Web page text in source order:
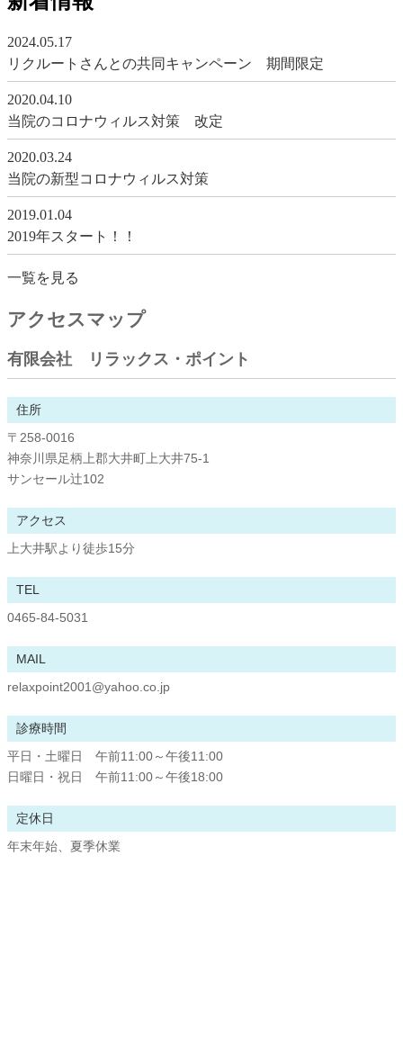
2024.05.17
リクルートさんとの共同キャンペーン 期間限定
2020.04.10
当院のコロナウィルス対策 改定
2020.03.24
当院の新型コロナウィルス対策
2019.01.04
2019年スタート！！
一覧を見る
アクセスマップ
有限会社 リラックス・ポイント
住所
〒258-0016
神奈川県足柄上郡大井町上大井75-1
サンセール辻102
アクセス
上大井駅より徒歩15分
TEL
0465-84-5031
MAIL
relaxpoint2001@yahoo.co.jp
診療時間
平日・土曜日 午前11:00～午後11:00
日曜日・祝日 午前11:00～午後18:00
定休日
年末年始、夏季休業